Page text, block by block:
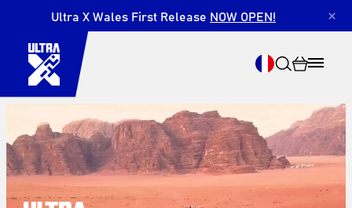
Ultra X Wales First Release NOW OPEN! ×
Recherche